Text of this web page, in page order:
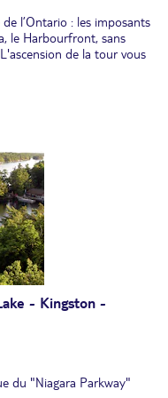
l’Ontario : les imposants
le Harbourfront, sans
de la tour vous
sur les chutes.
et la puissance des eaux
avec supplément,
des chutes en
(env. 20 à 30
- Kingston -
du "Niagara Parkway"